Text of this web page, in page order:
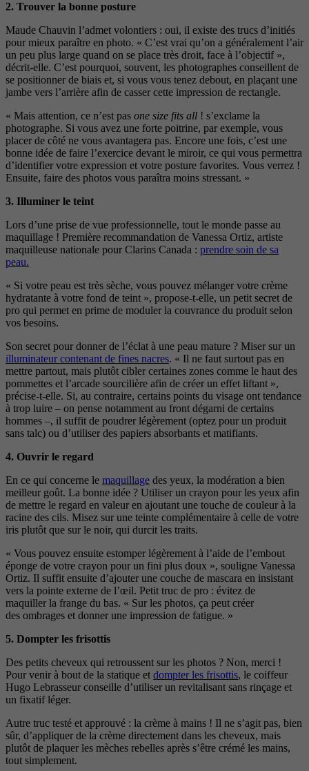
2. Trouver la bonne posture
Maude Chauvin l’admet volontiers : oui, il existe des trucs d’initiés
pour mieux paraître en photo. « C’est vrai qu’on a généralement l’air
un peu plus large quand on se place très droit, face à l’objectif »,
décrit-elle. C’est pourquoi, souvent, les photographes conseillent de
se positionner de biais et, si vous vous tenez debout, en plaçant une
jambe vers l’arrière afin de casser cette impression de rectangle.
« Mais attention, ce n’est pas one size fits all ! s’exclame la
photographe. Si vous avez une forte poitrine, par exemple, vous
placer de côté ne vous avantagera pas. Encore une fois, c’est une
bonne idée de faire l’exercice devant le miroir, ce qui vous permettra
d’identifier votre expression et votre posture favorites. Vous verrez !
Ensuite, faire des photos vous paraîtra moins stressant. »
3. Illuminer le teint
Lors d’une prise de vue professionnelle, tout le monde passe au
maquillage ! Première recommandation de Vanessa Ortiz, artiste
maquilleuse nationale pour Clarins Canada : prendre soin de sa
peau.
« Si votre peau est très sèche, vous pouvez mélanger votre crème
hydratante à votre fond de teint », propose-t-elle, un petit secret de
pro qui permet en prime de moduler la couvrance du produit selon
vos besoins.
Son secret pour donner de l’éclat à une peau mature ? Miser sur un
illuminateur contenant de fines nacres. « Il ne faut surtout pas en
mettre partout, mais plutôt cibler certaines zones comme le haut des
pommettes et l’arcade sourcilière afin de créer un effet liftant »,
précise-t-elle. Si, au contraire, certains points du visage ont tendance
à trop luire – on pense notamment au front dégarni de certains
hommes –, il suffit de poudrer légèrement (optez pour un produit
sans talc) ou d’utiliser des papiers absorbants et matifiants.
4. Ouvrir le regard
En ce qui concerne le maquillage des yeux, la modération a bien
meilleur goût. La bonne idée ? Utiliser un crayon pour les yeux afin
de mettre le regard en valeur en ajoutant une touche de couleur à la
racine des cils. Misez sur une teinte complémentaire à celle de votre
iris plutôt que sur le noir, qui durcit les traits.
« Vous pouvez ensuite estomper légèrement à l’aide de l’embout
éponge de votre crayon pour un fini plus doux », souligne Vanessa
Ortiz. Il suffit ensuite d’ajouter une couche de mascara en insistant
vers la pointe externe de l’œil. Petit truc de pro : évitez de
maquiller la frange du bas. « Sur les photos, ça peut créer
des ombrages et donner une impression de fatigue. »
5. Dompter les frisottis
Des petits cheveux qui retroussent sur les photos ? Non, merci !
Pour venir à bout de la statique et dompter les frisottis, le coiffeur
Hugo Lebrasseur conseille d’utiliser un revitalisant sans rinçage et
un fixatif léger.
Autre truc testé et approuvé : la crème à mains ! Il ne s’agit pas, bien
sûr, d’appliquer de la crème directement dans les cheveux, mais
plutôt de plaquer les mèches rebelles après s’être crémé les mains,
tout simplement.